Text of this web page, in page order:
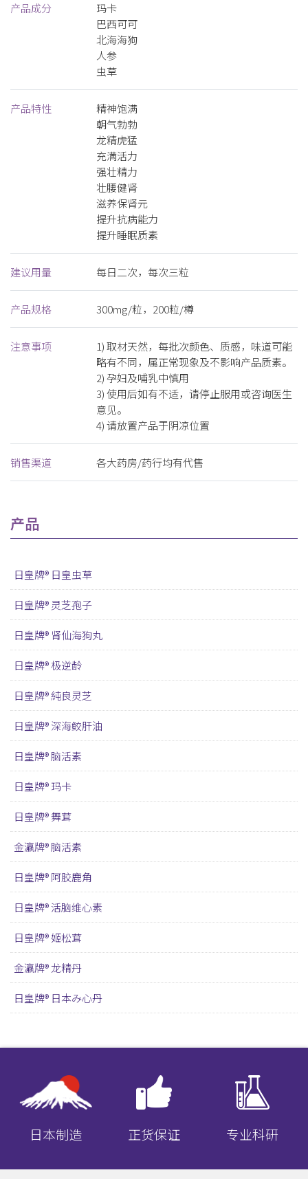
产品成分
玛卡
巴西可可
北海海狗
人参
虫草
产品特性
精神饱满
朝气勃勃
龙精虎猛
充满活力
强壮精力
壮腰健肾
滋养保肾元
提升抗病能力
提升睡眠质素
建议用量 每日二次，每次三粒
产品规格 300mg/粒，200粒/樽
注意事项
1) 取材天然，每批次颜色、质感，味道可能
略有不同，属正常现象及不影响产品质素。
2) 孕妇及哺乳中慎用
3) 使用后如有不适，请停止服用或咨询医生
意见。
4) 请放置产品于阴凉位置
销售渠道 各大药房/药行均有代售
产品
日皇牌® 日皇虫草
日皇牌® 灵芝孢子
日皇牌® 肾仙海狗丸
日皇牌® 极逆龄
日皇牌® 純良灵芝
日皇牌® 深海鲛肝油
日皇牌® 脑活素
日皇牌® 玛卡
日皇牌® 舞茸
金瀛牌® 脑活素
日皇牌® 阿胶鹿角
日皇牌® 活脑维心素
日皇牌® 姬松茸
金瀛牌® 龙精丹
日皇牌® 日本み心丹
日本制造 正货保证 专业科研